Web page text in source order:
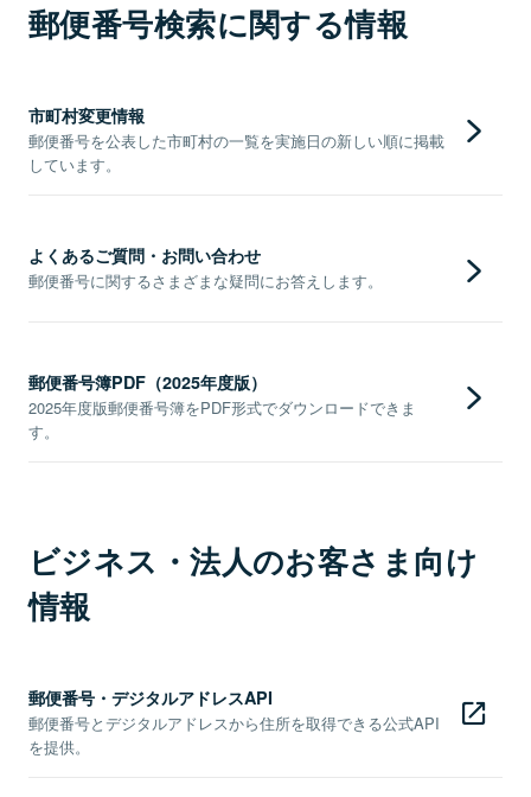
郵便番号検索に関する情報
市町村変更情報
郵便番号を公表した市町村の一覧を実施日の新しい順に掲載
しています。
よくあるご質問・お問い合わせ
郵便番号に関するさまざまな疑問にお答えします。
郵便番号簿PDF（2025年度版）
2025年度版郵便番号簿をPDF形式でダウンロードできま
す。
ビジネス・法人のお客さま向け
情報
郵便番号・デジタルアドレスAPI
郵便番号とデジタルアドレスから住所を取得できる公式API
を提供。